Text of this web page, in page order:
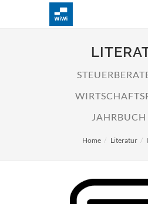
Home Literatur